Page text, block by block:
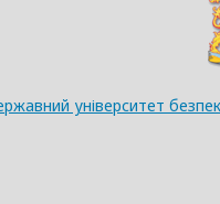
університет